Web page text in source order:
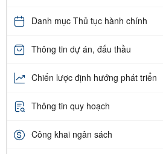
Danh mục Thủ tục hành chính
Thông tin dự án, đấu thầu
Chiến lược định hướng phát triển
Thông tin quy hoạch
Công khai ngân sách